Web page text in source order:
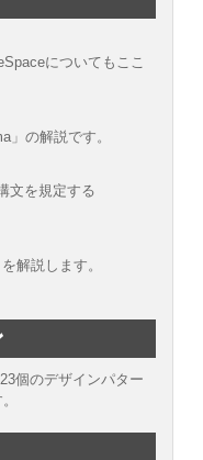
についてもここ
」の解説です。
文を規定する
解説します。
個のデザインパター